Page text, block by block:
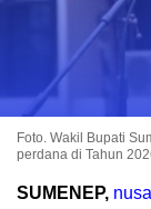
Foto. Wakil Bupati
perdana di Tahun
SUMENEP,